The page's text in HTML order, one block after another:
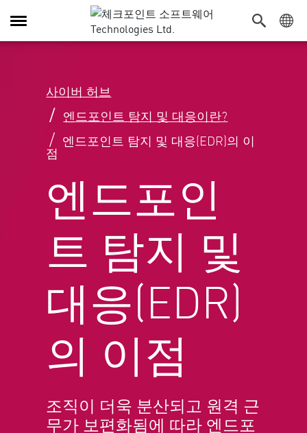
탐
색
사이버 허브
엔드포인트 탐지 및 대응이란?
엔드포인트 탐지 및 대응(EDR)의 이
점
엔드포인
트 탐지 및
대응(EDR)
의 이점
조직이 더욱 분산되고 원격 근
무가 보편화됨에 따라 엔드포